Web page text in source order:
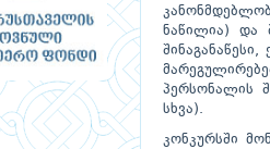
ნაწილია) და
პერსონალის
სხვა).
კონკურსში